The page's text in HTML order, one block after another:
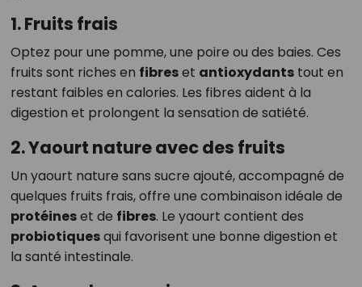
1. Fruits frais
Optez pour une pomme, une poire ou des baies. Ces
fruits sont riches en fibreset antioxydantstout en
restant faibles en calories. Les fibres aident à la
digestion et prolongent la sensation de satiété.
2. Yaourt nature avec des fruits
Un yaourt nature sans sucre ajouté, accompagné de
quelques fruits frais, offre une combinaison idéale de
protéineset de fibres. Le yaourt contient des
probiotiquesqui favorisent une bonne digestion et
la santé intestinale.